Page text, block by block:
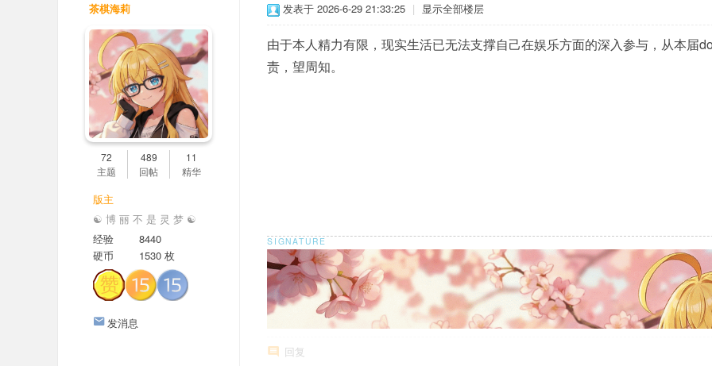
茶棋海莉
72
主题
489
回帖
11
精华
版主
☯ 博 丽 不 是 灵 梦 ☯
经验
8440
硬币
1530 枚
发消息
发表于 2026-6-29 21:33:25 | 显示全部楼层
由于本人精力有限，现实生活已无法支撑自己在娱乐方面的深入参与，从本届
责，望周知。
回复